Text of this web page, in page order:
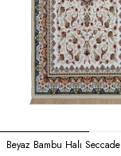
Beyaz Bambu Halı Seccade